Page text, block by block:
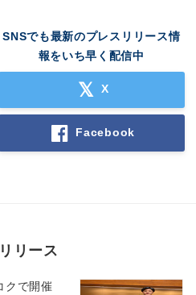
SNSでも最新のプレスリリース情
報をいち早く配信中
X
Facebook
リース
クで開催